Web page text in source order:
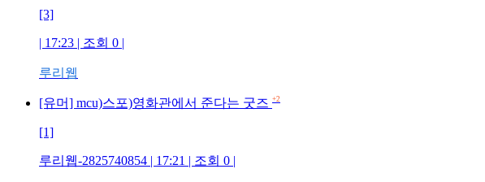
[3]
| 17:23 | 조회 0 |
루리웹
[유머] mcu)스포)영화관에서 준다는 굿즈 +2
[1]
루리웹-2825740854 | 17:21 | 조회 0 |